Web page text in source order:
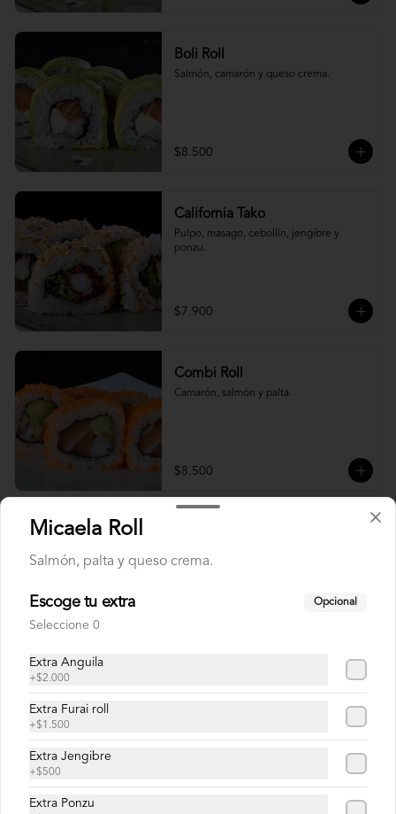
Boli Roll
Salmón, camarón y queso crema.
$8.500
California Tako
Pulpo, masago, cebollín, jengibre y
ponzu.
$7.900
Combi Roll
Camarón, salmón y palta.
$8.500
envuelto en salmón con salsa unagi.
Doctor Roll
$8.500
Micaela Roll
Salmón, palta y queso crema.
Escoge tu extra Opcional
Seleccione 0
Extra Anguila
+$2.000
Extra Furai roll
+$1.500
Extra Jengibre
+$500
Extra Ponzu